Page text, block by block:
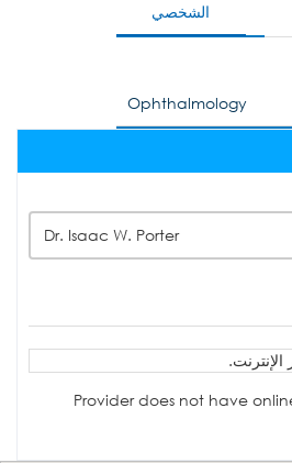
الشخصي
Ophthalmology
Dr. Isaac W. Porter
Provider does not have